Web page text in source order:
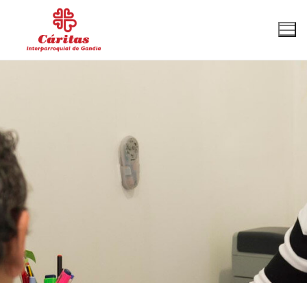
interparroquial@caritasgandia.org
Cáritas Gandia